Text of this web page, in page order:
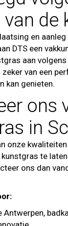
van de
en aanleg
DTS een
aan
zeker van een
kan genieten.
ons
in
onze
te
ons dan
Antwerpen,